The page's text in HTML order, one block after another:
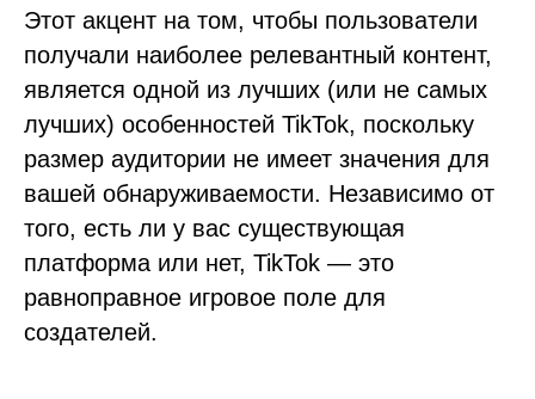
Этот акцент на том, чтобы пользователи
получали наиболее релевантный контент,
является одной из лучших (или не самых
лучших) особенностей TikTok, поскольку
размер аудитории не имеет значения для
вашей обнаруживаемости. Независимо от
того, есть ли у вас существующая
платформа или нет, TikTok — это
равноправное игровое поле для
создателей.